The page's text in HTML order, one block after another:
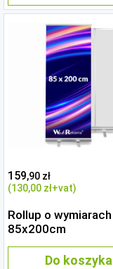
159,90 zł
(130,00 zł+vat)
Rollup o wymiarach
85x200cm
Do koszyka